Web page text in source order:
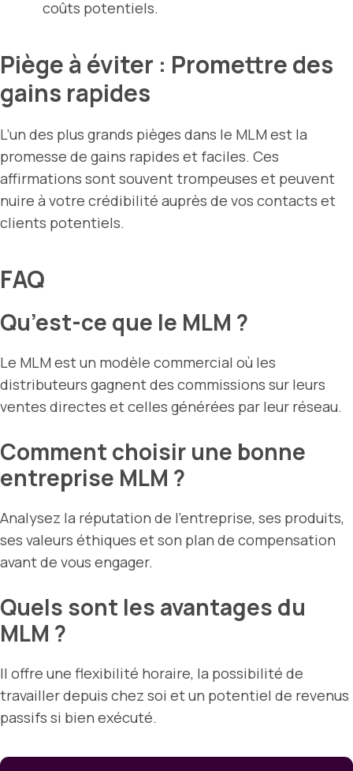
coûts potentiels.
Piège à éviter : Promettre des
gains rapides
L’un des plus grands pièges dans le MLM est la
promesse de gains rapides et faciles. Ces
affirmations sont souvent trompeuses et peuvent
nuire à votre crédibilité auprès de vos contacts et
clients potentiels.
FAQ
Qu’est-ce que le MLM ?
Le MLM est un modèle commercial où les
distributeurs gagnent des commissions sur leurs
ventes directes et celles générées par leur réseau.
Comment choisir une bonne
entreprise MLM ?
Analysez la réputation de l’entreprise, ses produits,
ses valeurs éthiques et son plan de compensation
avant de vous engager.
Quels sont les avantages du
MLM ?
Il offre une flexibilité horaire, la possibilité de
travailler depuis chez soi et un potentiel de revenus
passifs si bien exécuté.